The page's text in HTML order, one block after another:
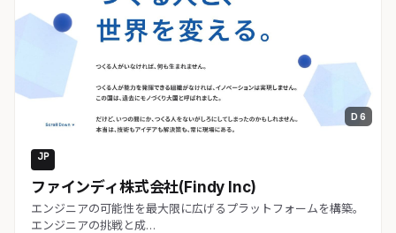
D 6
JP
ファインディ株式会社(Findy Inc)
エンジニアの可能性を最大限に広げるプラットフォームを構築。
エンジニアの挑戦と成…